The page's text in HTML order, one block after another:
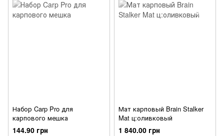
Набор Carp Pro для
карпового мешка
144.90 грн
Мат карповый Brain Stalker
Mat ц:оливковый
1 840.00 грн